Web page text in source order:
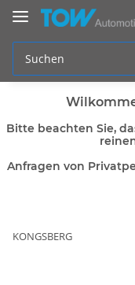
Bitte beachten Sie,
Anfragen von
KONGSBERG